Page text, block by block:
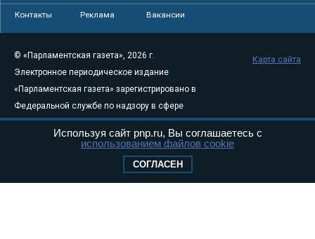
Контакты Реклама Вакансии
© «Парламентская газета», 2026 г.
Электронное периодическое издание
«Парламентская газета» зарегистрировано в
Федеральной службе по надзору в сфере
связи, информационных технологий и
массовых коммуникаций (Роскомнадзор) 05
Свидетельство о регистрации Эл № ФС77-
Карта сайта
Используя сайт pnp.ru, Вы соглашаетесь с
использованием файлов cookie
СОГЛАСЕН